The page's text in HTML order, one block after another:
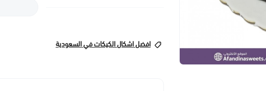
تصميم كيك سبايدر مان ليس مجرد كيك عادي، بل هو تحفة
افضل اشكال الكيكات في السعودية